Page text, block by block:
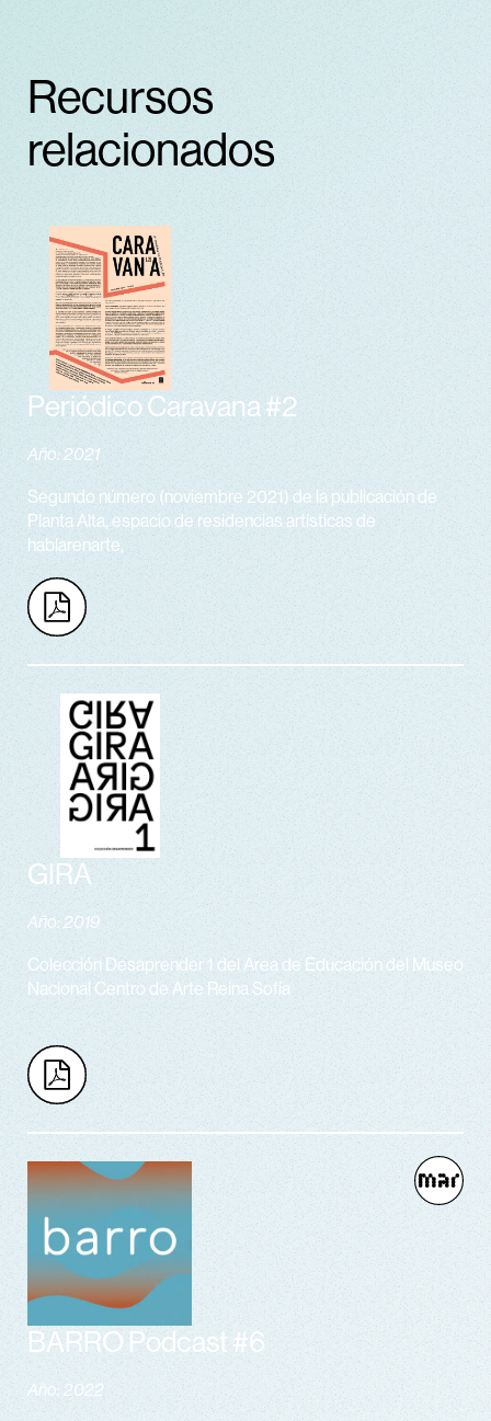
Recursos
relacionados
Periódico Caravana #2
Año: 2021
Segundo número (noviembre 2021) de la publicación de
Planta Alta, espacio de residencias artísticas de
hablarenarte,
GIRA
Año: 2019
Colección Desaprender 1 del Área de Educación del Museo
Nacional Centro de Arte Reina Sofía
BARRO Podcast #6
Año: 2022